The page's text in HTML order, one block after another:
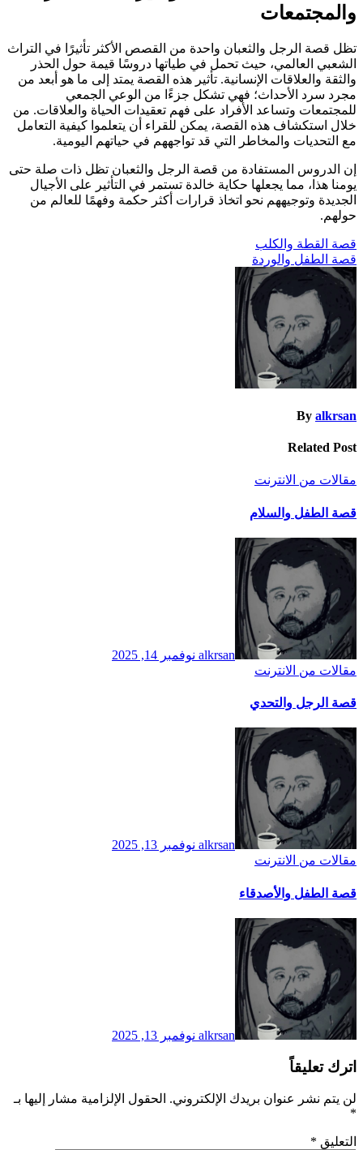
والمجتمعات
تظل قصة الرجل والثعبان واحدة من القصص الأكثر تأثيرًا في التراث
الشعبي العالمي، حيث تحمل في طياتها دروسًا قيمة حول الحذر
والثقة والعلاقات الإنسانية. تأثير هذه القصة يمتد إلى ما هو أبعد من
مجرد سرد الأحداث؛ فهي تشكل جزءًا من الوعي الجمعي
للمجتمعات وتساعد الأفراد على فهم تعقيدات الحياة والعلاقات. من
خلال استكشاف هذه القصة، يمكن للقراء أن يتعلموا كيفية التعامل
مع التحديات والمخاطر التي قد تواجههم في حياتهم اليومية.
إن الدروس المستفادة من قصة الرجل والثعبان تظل ذات صلة حتى
يومنا هذا، مما يجعلها حكاية خالدة تستمر في التأثير على الأجيال
الجديدة وتوجيههم نحو اتخاذ قرارات أكثر حكمة وفهمًا للعالم من
حولهم.
تصفّح
المقالات
قصة القطة والكلب
قصة الطفل والوردة
By alkrsan
Related Post
مقالات من الانترنت
قصة الطفل والسلام
alkrsan نوفمبر 14, 2025
مقالات من الانترنت
قصة الرجل والتحدي
alkrsan نوفمبر 13, 2025
مقالات من الانترنت
قصة الطفل والأصدقاء
alkrsan نوفمبر 13, 2025
اترك تعليقاً
لن يتم نشر عنوان بريدك الإلكتروني. الحقول الإلزامية مشار إليها بـ
*
التعليق *